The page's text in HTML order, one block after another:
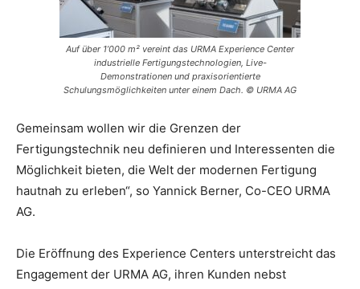
Auf über 1’000 m² vereint das URMA Experience Center
industrielle Fertigungstechnologien, Live-
Demonstrationen und praxisorientierte
Schulungsmöglichkeiten unter einem Dach. © URMA AG
Gemeinsam wollen wir die Grenzen der
Fertigungstechnik neu definieren und Interessenten die
Möglichkeit bieten, die Welt der modernen Fertigung
hautnah zu erleben“, so Yannick Berner, Co-CEO URMA
AG.
Die Eröffnung des Experience Centers unterstreicht das
Engagement der URMA AG, ihren Kunden nebst